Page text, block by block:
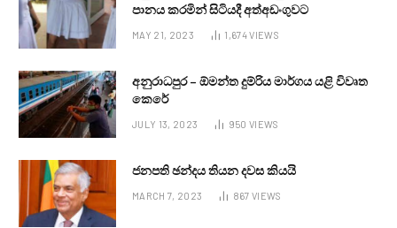
පානය කරමින් සිටියදී අත්අඩංගුවට
MAY 21, 2023 1,674VIEWS
අනුරාධපුර – ඕමන්ත දුම්රිය මාර්ගය යළි විවෘත
කෙරේ
JULY 13, 2023 950 VIEWS
ජනපති ඡන්දය තියන දවස කියයි
MARCH 7, 2023 867 VIEWS